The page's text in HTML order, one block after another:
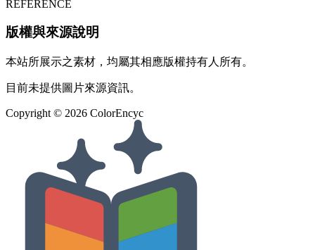
REFERENCE
版權與來源說明
本站所展示之素材，均屬其相應版權持有人所有。
目前未提供圖片來源資訊。
Copyright © 2026 ColorEncyc